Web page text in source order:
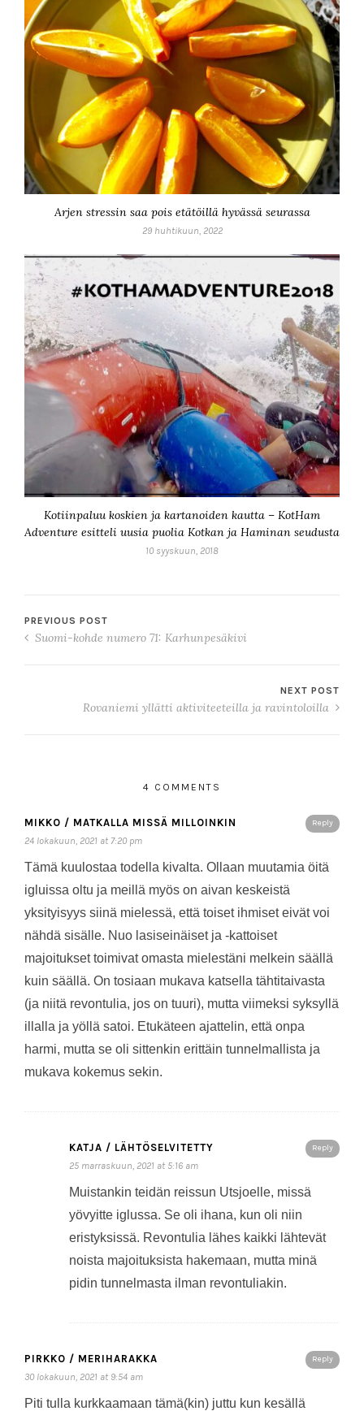
Arjen stressin saa pois etätöillä hyvässä seurassa
29 huhtikuun, 2022
Kotiinpaluu koskien ja kartanoiden kautta – KotHam
Adventure esitteli uusia puolia Kotkan ja Haminan seudusta
10 syyskuun, 2018
PREVIOUS POST
Suomi-kohde numero 71: Karhunpesäkivi
NEXT POST
Rovaniemi yllätti aktiviteeteilla ja ravintoloilla
4 COMMENTS
Reply
MIKKO / MATKALLA MISSÄ MILLOINKIN
24 lokakuun, 2021 at 7:20 pm
Tämä kuulostaa todella kivalta. Ollaan muutamia öitä
igluissa oltu ja meillä myös on aivan keskeistä
yksityisyys siinä mielessä, että toiset ihmiset eivät voi
nähdä sisälle. Nuo lasiseinäiset ja -kattoiset
majoitukset toimivat omasta mielestäni melkein säällä
kuin säällä. On tosiaan mukava katsella tähtitaivasta
(ja niitä revontulia, jos on tuuri), mutta viimeksi syksyllä
illalla ja yöllä satoi. Etukäteen ajattelin, että onpa
harmi, mutta se oli sittenkin erittäin tunnelmallista ja
mukava kokemus sekin.
Reply
KATJA / LÄHTÖSELVITETTY
25 marraskuun, 2021 at 5:16 am
Muistankin teidän reissun Utsjoelle, missä
yövyitte iglussa. Se oli ihana, kun oli niin
eristyksissä. Revontulia lähes kaikki lähtevät
noista majoituksista hakemaan, mutta minä
pidin tunnelmasta ilman revontuliakin.
Reply
PIRKKO / MERIHARAKKA
30 lokakuun, 2021 at 9:54 am
Piti tulla kurkkaamaan tämä(kin) juttu kun kesällä